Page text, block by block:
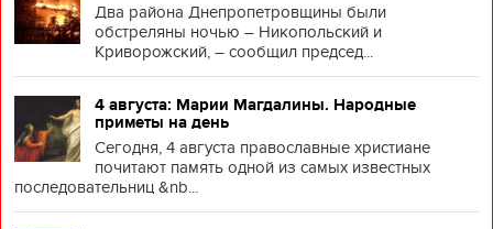
Два района Днепропетровщины были
обстреляны ночью – Никопольский и
Криворожский, – сообщил председ...
4 августа: Марии Магдалины. Народные
приметы на день
Сегодня, 4 августа православные христиане
почитают память одной из самых известных
последовательниц &nb...